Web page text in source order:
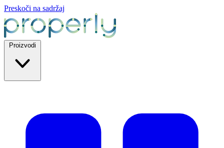
Preskoči na sadržaj